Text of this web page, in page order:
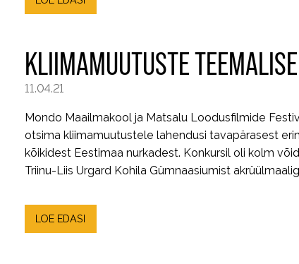
KLIIMAMUUTUSTE
11.04.21
Mondo Maailmakool ja Matsalu Loodusfilmide
otsima kliimamuutustele lahendusi tavapärasest
kõikidest Eestimaa nurkadest. Konkursil oli kolm
Triinu-Liis Urgard Kohila Gümnaasiumist
LOE EDASI